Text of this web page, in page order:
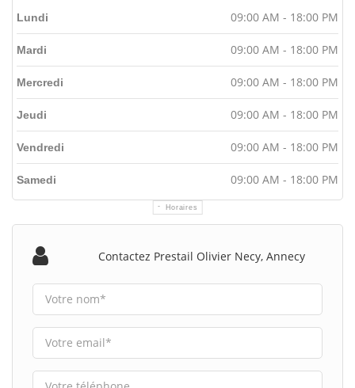
Horaires
Lundi 09:00 AM - 18:00 PM
Mardi 09:00 AM - 18:00 PM
Mercredi 09:00 AM - 18:00 PM
Jeudi 09:00 AM - 18:00 PM
Vendredi 09:00 AM - 18:00 PM
Samedi 09:00 AM - 18:00 PM
Contactez Prestail Olivier Necy, Annecy